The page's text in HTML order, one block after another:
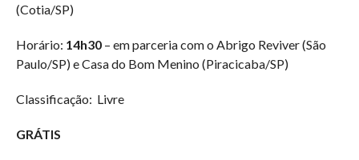
(Cotia/SP)
Horário: 14h30– em parceria com o Abrigo Reviver (São
Paulo/SP) e Casa do Bom Menino (Piracicaba/SP)
Classificação: Livre
GRÁTIS